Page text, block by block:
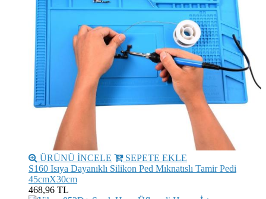
ÜRÜNÜ İNCELE
SEPETE EKLE
S160 Isıya Dayanıklı Silikon Ped Mıknatıslı Tamir Pedi
45cmX30cm
468,96 TL